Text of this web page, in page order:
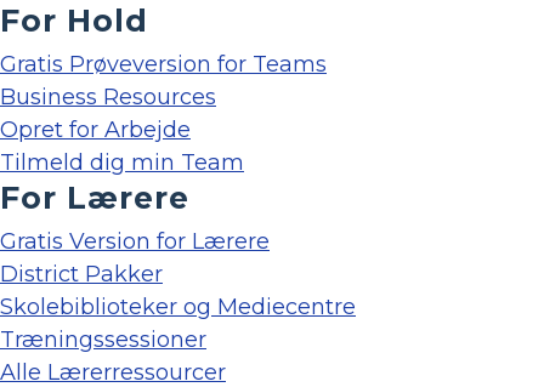
For Hold
Gratis Prøveversion for Teams
Business Resources
Opret for Arbejde
Tilmeld dig min Team
For Lærere
Gratis Version for Lærere
District Pakker
Skolebiblioteker og Mediecentre
Træningssessioner
Alle Lærerressourcer